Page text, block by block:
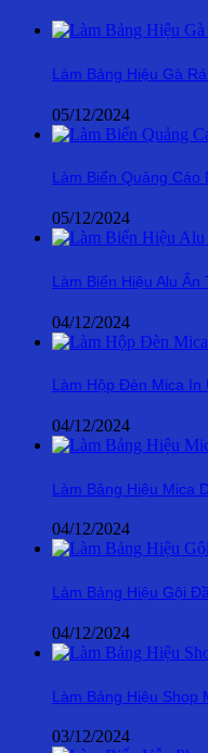
Làm Bảng Hiệu Gà
05/12/2024
Làm Biển Quảng Cáo
05/12/2024
Làm Biển Hiệu Alu Ấn
04/12/2024
Làm Hộp Đèn Mica In
04/12/2024
Làm Bảng Hiệu Mica
04/12/2024
Làm Bảng Hiệu Gội
04/12/2024
Làm Bảng Hiệu Shop
03/12/2024